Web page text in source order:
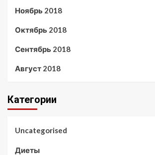
Ноябрь 2018
Октябрь 2018
Сентябрь 2018
Август 2018
Категории
Uncategorised
Диеты